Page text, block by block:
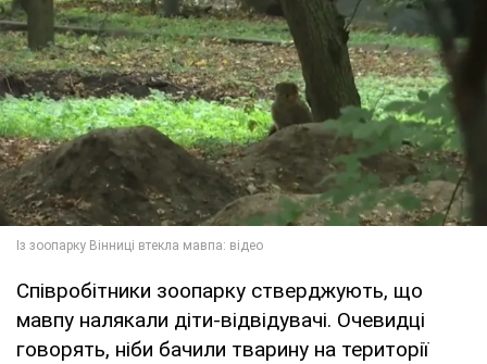
Співробітники зоопарку стверджують, що
мавпу налякали діти-відвідувачі. Очевидці
говорять, ніби бачили тварину на території